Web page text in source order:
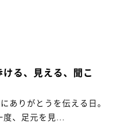
る、見える、聞こ
ありがとうを伝える日。
、足元を見...